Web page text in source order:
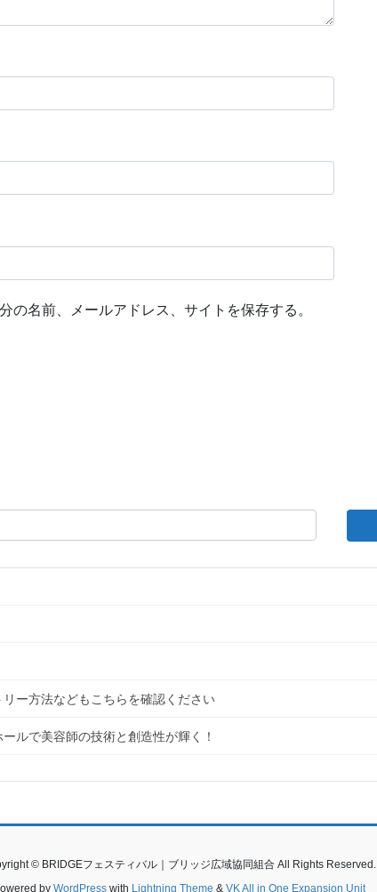
の名前、メールアドレス、サイトを保存する。
ー方法などもこちらを確認ください
ルで美容師の技術と創造性が輝く！
© BRIDGEフェスティバル｜ブリッジ広域協同組合 All Rights Reserved.
by WordPresswith Lightning Theme & VK All in One Expansion Unit